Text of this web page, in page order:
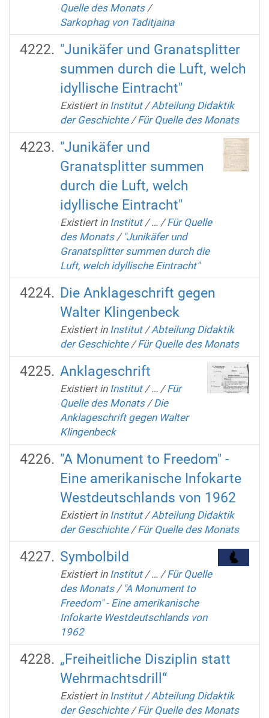
Quelle des Monats /
Sarkophag von Taditjaina
"Junikäfer und Granatsplitter
summen durch die Luft, welch
idyllische Eintracht"
Existiert in Institut /Abteilung Didaktik
der Geschichte /Für Quelle des Monats
"Junikäfer und
Granatsplitter summen
durch die Luft, welch
idyllische Eintracht"
Existiert in Institut /… /Für Quelle
des Monats / "Junikäfer und
Granatsplitter summen durch die
Luft, welch idyllische Eintracht"
Die Anklageschrift gegen
Walter Klingenbeck
Existiert in Institut /Abteilung Didaktik
der Geschichte /Für Quelle des Monats
Anklageschrift
Existiert in Institut /… /Für
Quelle des Monats /Die
Anklageschrift gegen Walter
Klingenbeck
"A Monument to Freedom" -
Eine amerikanische Infokarte
Westdeutschlands von 1962
Existiert in Institut /Abteilung Didaktik
der Geschichte /Für Quelle des Monats
Symbolbild
Existiert in Institut /… /Für Quelle
des Monats / "A Monument to
Freedom" - Eine amerikanische
Infokarte Westdeutschlands von
1962
„Freiheitliche Disziplin statt
Wehrmachtsdrill“
Existiert in Institut /Abteilung Didaktik
der Geschichte /Für Quelle des Monats